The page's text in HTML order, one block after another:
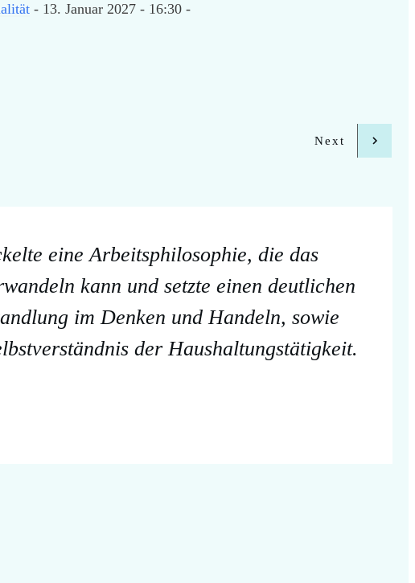
- 13. Januar 2027 - 16:30 -
Next
eine Arbeitsphilosophie, die das
kann und setzte einen deutlichen
im Denken und Handeln, sowie
der Haushaltungstätigkeit.